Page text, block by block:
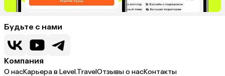
Будьте с нами
Компания
О насКарьера в Level.TravelОтзывы о насКонтакты